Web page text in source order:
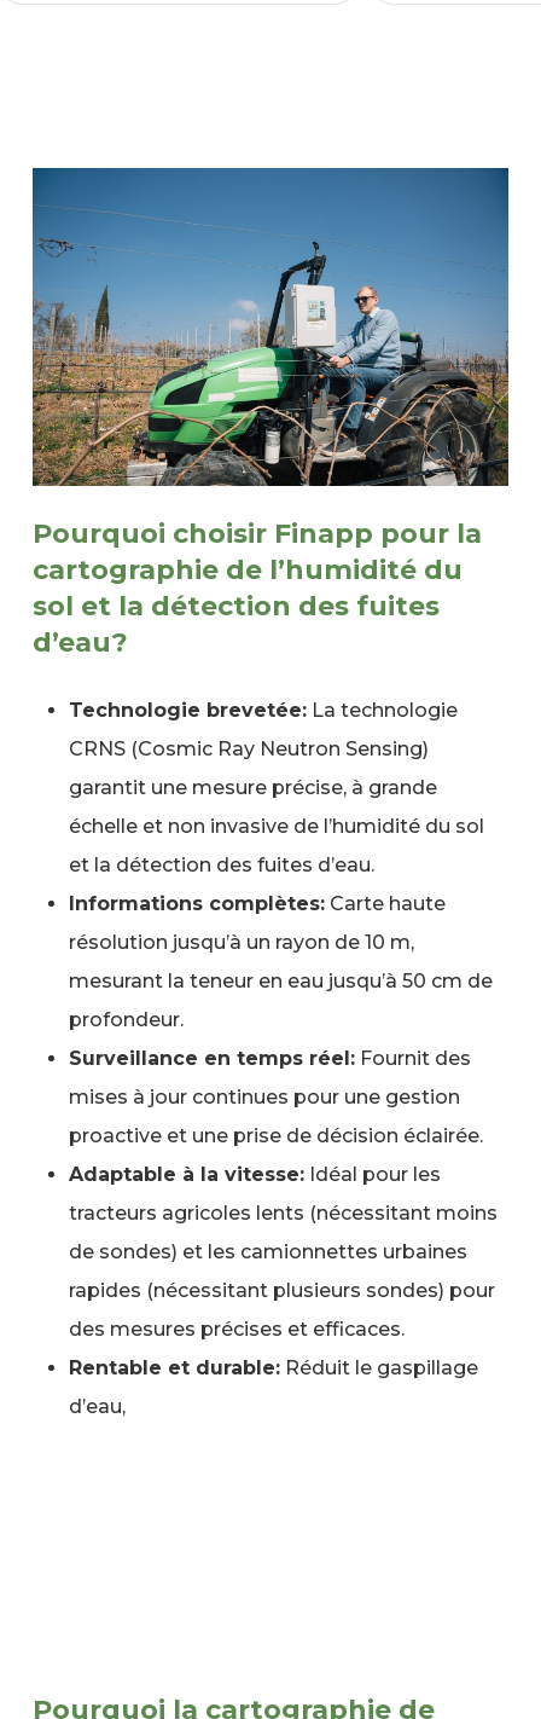
Pourquoi choisir Finapp pour la
cartographie de l’humidité du
sol et la détection des fuites
d’eau?
Technologie brevetée:La technologie
CRNS (Cosmic Ray Neutron Sensing)
garantit une mesure précise, à grande
échelle et non invasive de l’humidité du sol
et la détection des fuites d’eau.
Informations complètes:Carte haute
résolution jusqu’à un rayon de 10 m,
mesurant la teneur en eau jusqu’à 50 cm de
profondeur.
Surveillance en temps réel:Fournit des
mises à jour continues pour une gestion
proactive et une prise de décision éclairée.
Adaptable à la vitesse:Idéal pour les
tracteurs agricoles lents (nécessitant moins
de sondes) et les camionnettes urbaines
rapides (nécessitant plusieurs sondes) pour
des mesures précises et efficaces.
Rentable et durable:Réduit le gaspillage
d’eau,
Pourquoi la cartographie de